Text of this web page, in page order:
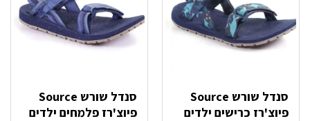
האפשרויות
בעמוד
המוצר
האפשרויות
בעמוד
המוצר
סנדל שורש Source
פיוצ'רז כרישים ילדים
סנדל שורש Source
פיוצ'רז פלמחים ילדים